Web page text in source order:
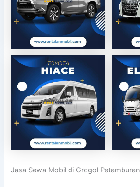
Jasa Sewa Mobil di Grogol Petamburan